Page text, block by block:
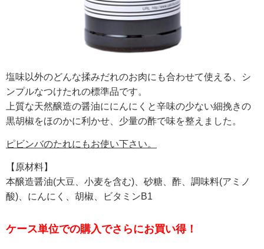
塩味以外のどんな揉みだれのお肉にも合わせて使える、シ
ンプルなつけたれの標準品です。
上質な天然醸造の醤油ににんにくと辛味の少ない細挽きの
黒胡椒をほのかに利かせ、少量の酢で味を整えました。
ピビンバのたれにもお使い下さい。
【原材料】
本醸造醤油(大豆、小麦を含む)、砂糖、酢、調味料(アミノ
酸)、にんにく、胡椒、ビタミンB1
ケース単位での購入でさらにお買い得！